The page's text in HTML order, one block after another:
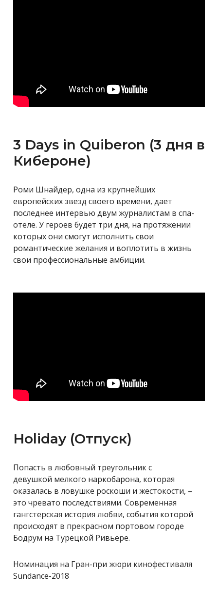
3 Days in Quiberon (3 дня в
Кибероне)
Роми Шнайдер, одна из крупнейших
европейских звезд своего времени, дает
последнее интервью двум журналистам в спа-
отеле. У героев будет три дня, на протяжении
которых они смогут исполнить свои
романтические желания и воплотить в жизнь
свои профессиональные амбиции.
Holiday (Отпуск)
Попасть в любовный треугольник с
девушкой мелкого наркобарона, которая
оказалась в ловушке роскоши и жестокости, –
это чревато последствиями. Современная
гангстерская история любви, события которой
происходят в прекрасном портовом городе
Бодрум на Турецкой Ривьере.
Номинация на Гран-при жюри кинофестиваля
Sundance-2018